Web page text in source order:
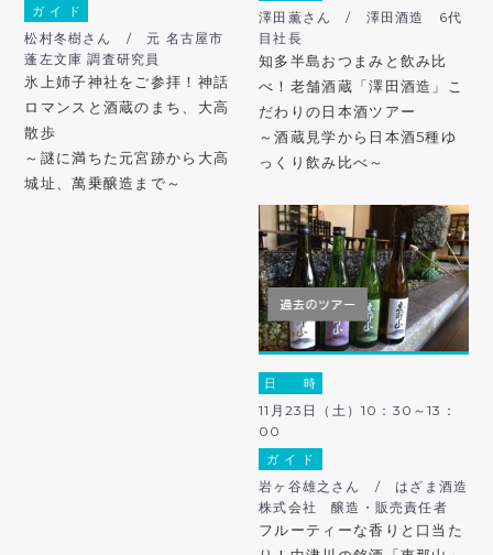
ガ イ ド
松村冬樹さん / 元 名古屋市
蓬左文庫 調査研究員
氷上姉子神社をご参拝！神話
ロマンスと酒蔵のまち、大高
散歩
～謎に満ちた元宮跡から大高
城址、萬乗醸造まで～
澤田薫さん / 澤田酒造 6代
目社長
知多半島おつまみと飲み比
べ！老舗酒蔵「澤田酒造」こ
だわりの日本酒ツアー
～酒蔵見学から日本酒5種ゆ
っくり飲み比べ～
日 時
11月23日（土）10：30～13：
00
ガ イ ド
岩ヶ谷雄之さん / はざま酒造
株式会社 醸造・販売責任者
フルーティーな香りと口当た